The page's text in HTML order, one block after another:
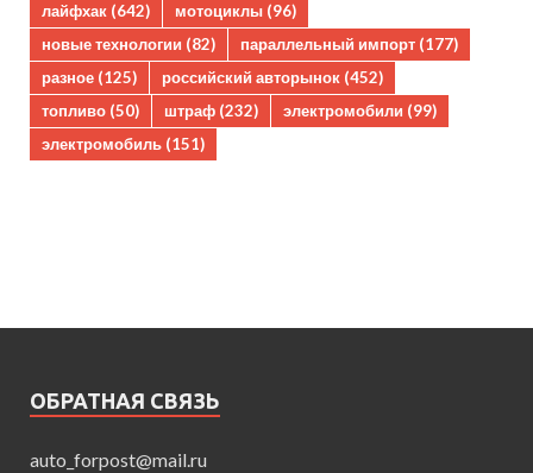
лайфхак (642) мотоциклы (96)
новые технологии (82) параллельный импорт (177)
разное (125) российский авторынок (452)
топливо (50) штраф (232) электромобили (99)
электромобиль (151)
ОБРАТНАЯ СВЯЗЬ
auto_forpost@mail.ru